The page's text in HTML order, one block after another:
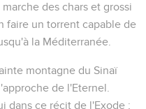
des chars et grossi
faire un torrent capable de
la Méditerranée.
montagne du Sinaï
de l'Eternel.
dans ce récit de l'Exode ;